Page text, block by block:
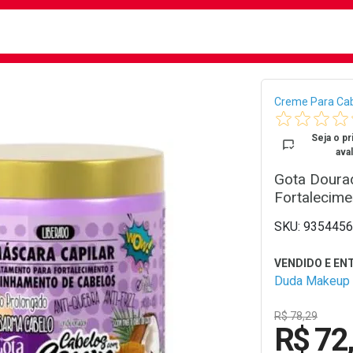
Creme Para
Seja o
Gota
Duda Makeup
R$ 78,29
R$